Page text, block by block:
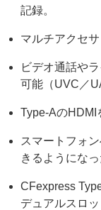
記録。
マルチアクセサ
ビデオ通話や
可能（UVC／
Type-AのHDMI
スマートフォ
きるようにな
CFexpress
デュアルスロッ